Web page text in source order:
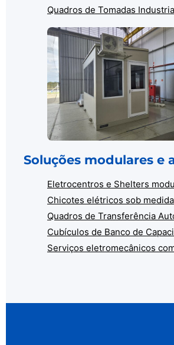
Quadros de Tomadas
Soluções modulares e
Eletrocentros e Shelters
Chicotes elétricos sob medida
Quadros de Transferência
Cubículos de Banco de
Serviços eletromecânicos